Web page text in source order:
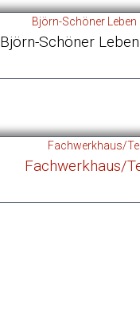
Björn-Schöner
Fachwerkhaus/